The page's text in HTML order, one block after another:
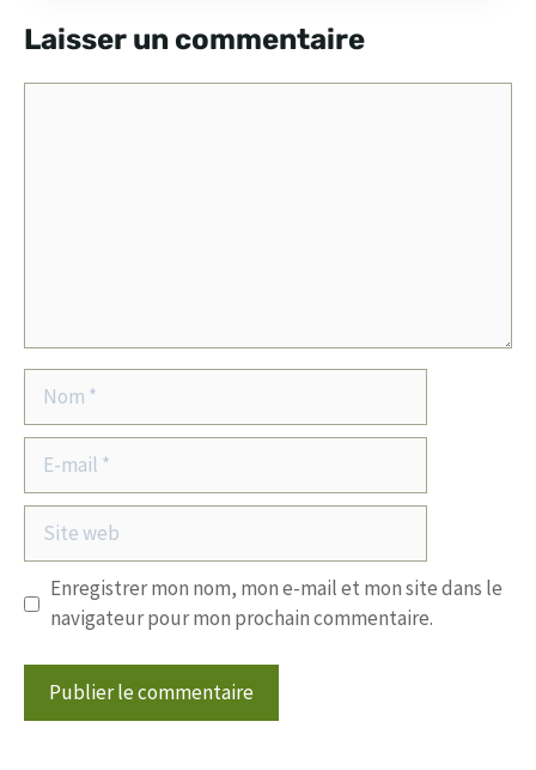
Laisser un commentaire
mail
Site
web
Enregistrer mon nom, mon e-mail et mon site dans le
navigateur pour mon prochain commentaire.